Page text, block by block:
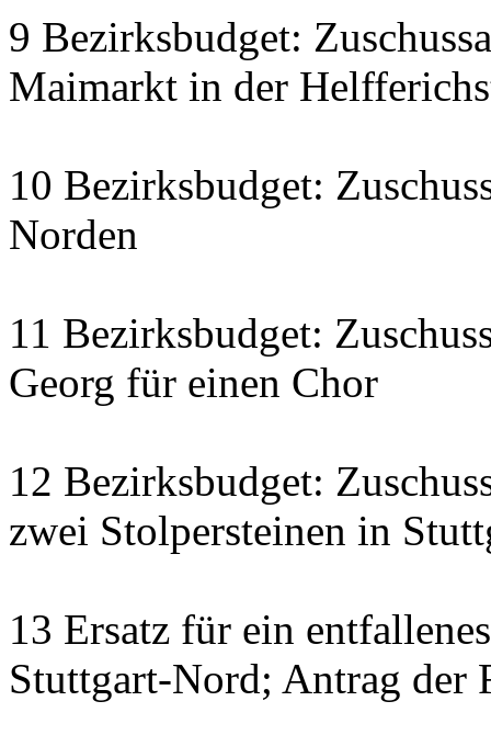
9 Bezirksbudget:
Maimarkt in der
10 Bezirksbudget:
Norden
11 Bezirksbudget:
Georg für einen Chor
12 Bezirksbudget:
zwei Stolpersteinen in
13 Ersatz für ein
Stuttgart-Nord; Antrag der